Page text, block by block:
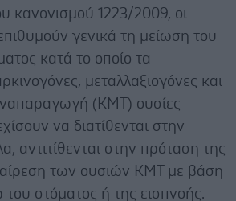
κανονισμού 1223/2009, οι
γενικά τη μείωση του
κατά το οποίο τα
μεταλλαξιογόνες και
(ΚΜΤ) ουσίες
να διατίθενται στην
αντιτίθενται στην πρόταση της
των ουσιών ΚΜΤ με βάση
στόματος ή της εισπνοής.